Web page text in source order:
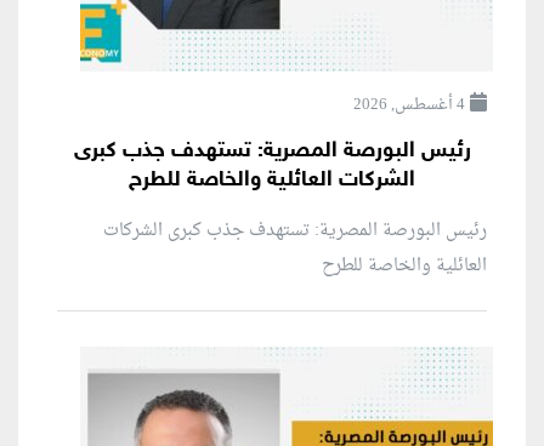
4 أغسطس, 2026
رئيس البورصة المصرية: تستهدف جذب كبرى
الشركات العائلية والخاصة للطرح
رئيس البورصة المصرية: تستهدف جذب كبرى الشركات
العائلية والخاصة للطرح